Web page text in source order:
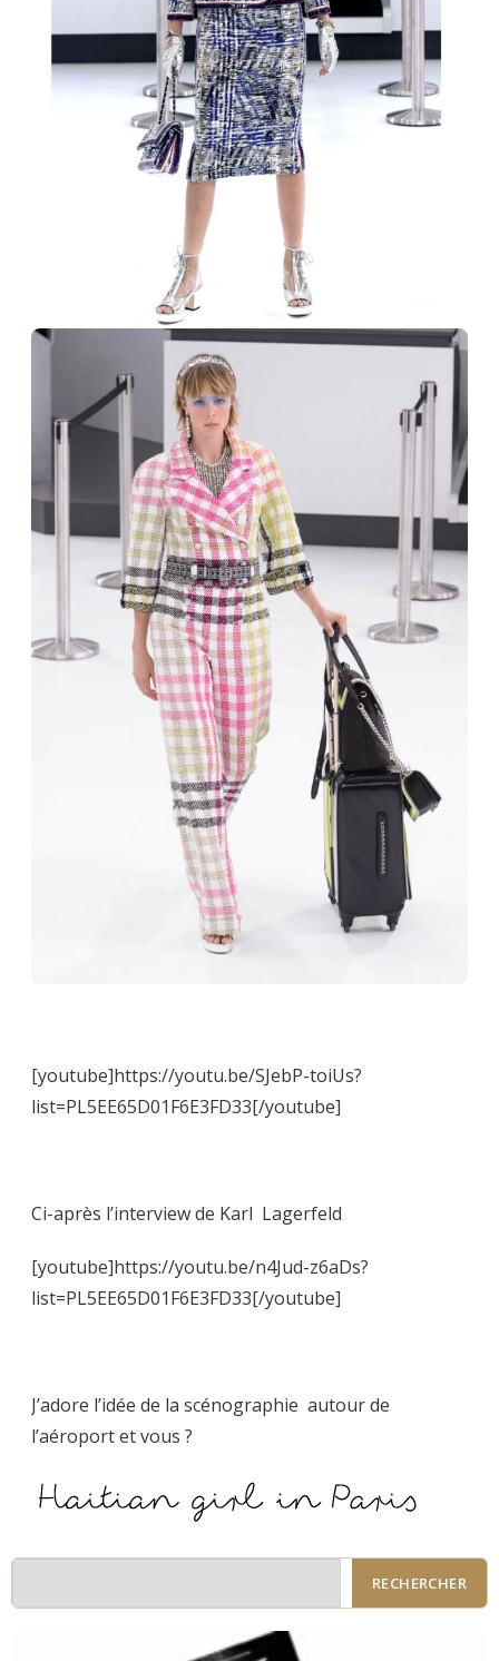
[youtube]https://youtu.be/SJebP-toiUs?
list=PL5EE65D01F6E3FD33[/youtube]
Ci-après l’interview de Karl Lagerfeld
[youtube]https://youtu.be/n4Jud-z6aDs?
list=PL5EE65D01F6E3FD33[/youtube]
J’adore l’idée de la scénographie autour de
l’aéroport et vous ?
RECHERCHER